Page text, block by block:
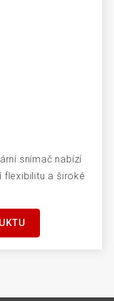
snímač nabízí
flexibilitu a široké